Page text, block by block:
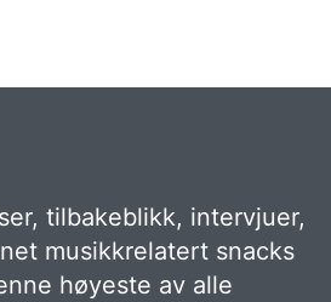
tilbakeblikk, intervjuer,
musikkrelatert snacks
høyeste av alle